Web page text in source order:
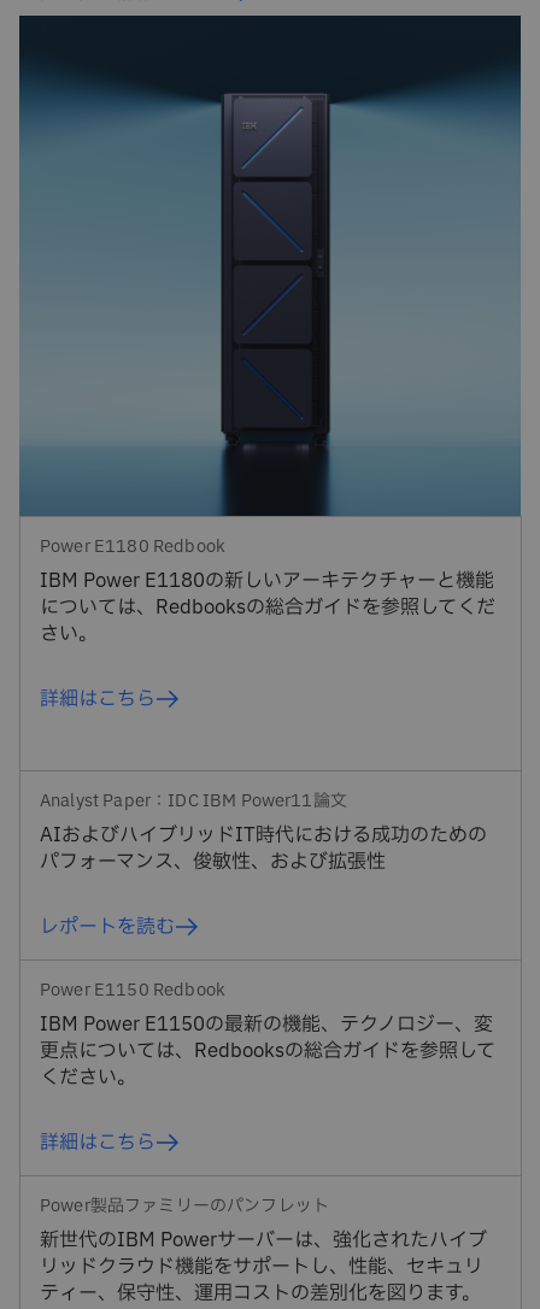
Power E1180 Redbook
IBM Power E1180の新しいアーキテクチャーと機能
については、Redbooksの総合ガイドを参照してくだ
さい。
詳細はこちら
Analyst Paper：IDC IBM Power11論文
AIおよびハイブリッドIT時代における成功のための
パフォーマンス、俊敏性、および拡張性
レポートを読む
Power E1150 Redbook
IBM Power E1150の最新の機能、テクノロジー、変
更点については、Redbooksの総合ガイドを参照して
ください。
詳細はこちら
Power製品ファミリーのパンフレット
新世代のIBM Powerサーバーは、強化されたハイブ
リッドクラウド機能をサポートし、性能、セキュリ
ティー、保守性、運用コストの差別化を図ります。